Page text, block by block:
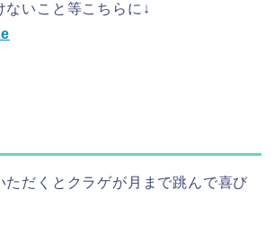
ないこと等こちらに↓
ただくとクラゲが月まで跳んで喜び